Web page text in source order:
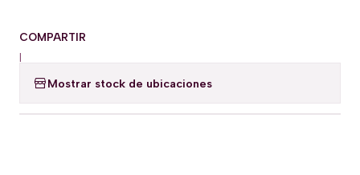
COMPARTIR
|
Mostrar stock de ubicaciones